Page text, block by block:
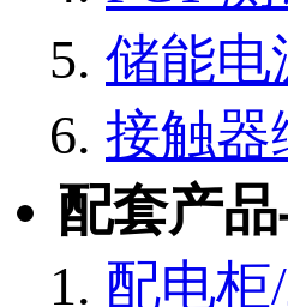
储能电
接触器
配套产
配电柜